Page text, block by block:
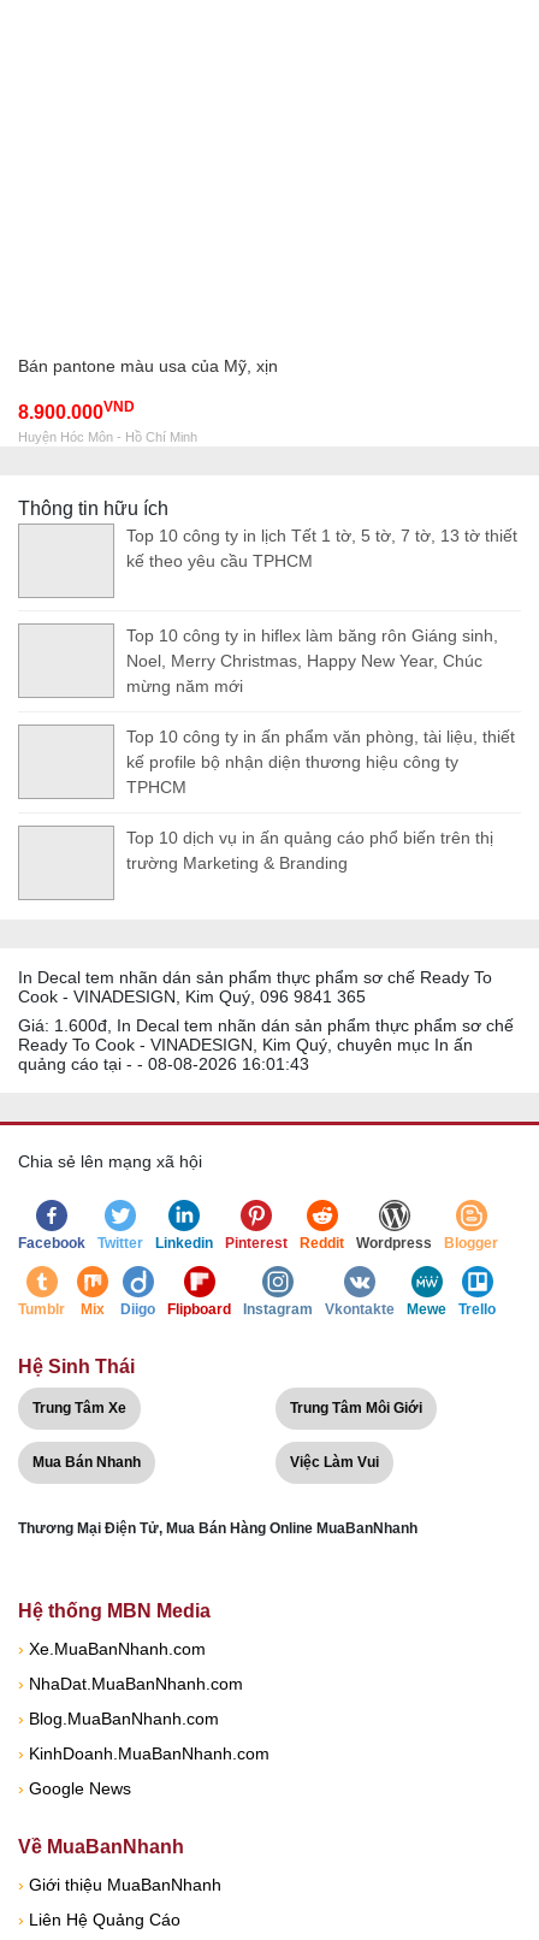
Bán pantone màu usa của Mỹ, xịn
8.900.000VND
Huyện Hóc Môn - Hồ Chí Minh
Thông tin hữu ích
Top 10 công ty in lịch Tết 1 tờ, 5 tờ, 7 tờ, 13 tờ thiết
kế theo yêu cầu TPHCM
Top 10 công ty in hiflex làm băng rôn Giáng sinh,
Noel, Merry Christmas, Happy New Year, Chúc
mừng năm mới
Top 10 công ty in ấn phẩm văn phòng, tài liệu, thiết
kế profile bộ nhận diện thương hiệu công ty
TPHCM
Top 10 dịch vụ in ấn quảng cáo phổ biến trên thị
trường Marketing & Branding
In Decal tem nhãn dán sản phẩm thực phẩm sơ chế Ready To
Cook - VINADESIGN, Kim Quý, 096 9841 365
Giá: 1.600đ, In Decal tem nhãn dán sản phẩm thực phẩm sơ chế
Ready To Cook - VINADESIGN, Kim Quý, chuyên mục In ấn
quảng cáo tại - - 08-08-2026 16:01:43
Chia sẻ lên mạng xã hội
Facebook Twitter Linkedin Pinterest Reddit Wordpress Blogger
Tumblr Mix Diigo Flipboard Instagram Vkontakte Mewe Trello
Hệ Sinh Thái
Trung Tâm Xe Trung Tâm Môi Giới
Mua Bán Nhanh Việc Làm Vui
Thương Mại Điện Tử, Mua Bán Hàng Online MuaBanNhanh
Hệ thống MBN Media
› Xe.MuaBanNhanh.com
› NhaDat.MuaBanNhanh.com
› Blog.MuaBanNhanh.com
› KinhDoanh.MuaBanNhanh.com
› Google News
Về MuaBanNhanh
› Giới thiệu MuaBanNhanh
› Liên Hệ Quảng Cáo